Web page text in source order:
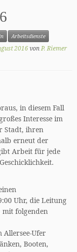
Arbeitsdienste
2016vonP. Riemer
in diesem Fall
Interesse im
Stadt, ihren
erneut der
Arbeit für jede
Uhr, die Leitung
mit folgenden
Allersee-Ufer
Booten,